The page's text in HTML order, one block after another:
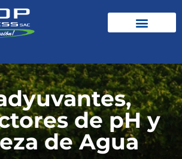
de pH y
de Agua